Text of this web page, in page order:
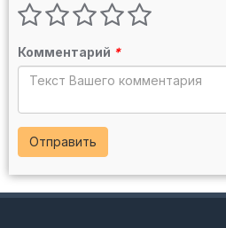
Комментарий *
Отправить